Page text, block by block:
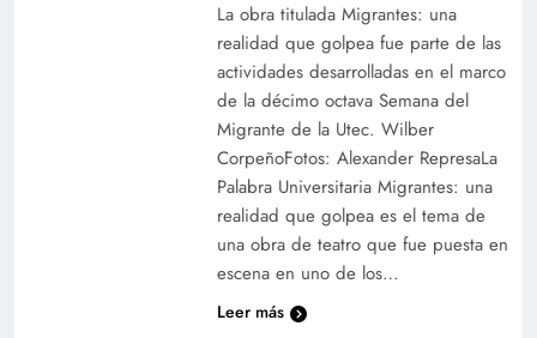
La obra titulada Migrantes: una
realidad que golpea fue parte de las
actividades desarrolladas en el marco
de la décimo octava Semana del
Migrante de la Utec. Wilber
CorpeñoFotos: Alexander RepresaLa
Palabra Universitaria Migrantes: una
realidad que golpea es el tema de
una obra de teatro que fue puesta en
escena en uno de los…
Leer más